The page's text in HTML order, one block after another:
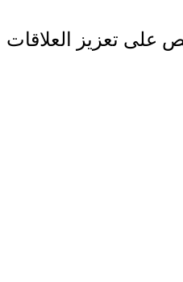
على تعزيز العلاقات